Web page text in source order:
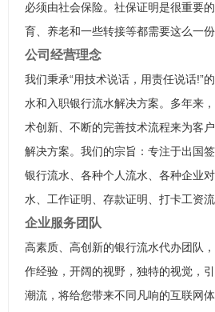
必须由社会保险。社保证明是很重要
育、养老和一些转接等都需要这么一份
公司经营理念
我们秉承“用技术说话，用责任说话!”
水和入职银行流水解决方案。多年来
术创新、不断的完善技术流程来为客
解决方案。我们的宗旨：专注于出国
银行流水、各种个人流水、各种企业
水、工作证明、存款证明、打卡工资流
企业服务团队
高素质、高创新的银行流水代办团队
作经验，开阔的视野，独特的视觉，
潮流，将给您带来不同凡响的互联网